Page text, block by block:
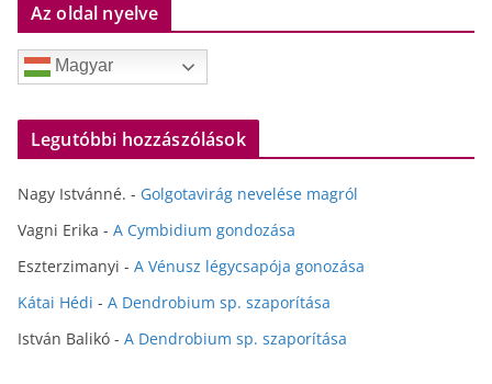
Az oldal nyelve
Magyar
Legutóbbi hozzászólások
Nagy Istvánné. - Golgotavirág nevelése magról
Vagni Erika - A Cymbidium gondozása
Eszterzimanyi - A Vénusz légycsapója gonozása
Kátai Hédi - A Dendrobium sp. szaporítása
István Balikó - A Dendrobium sp. szaporítása